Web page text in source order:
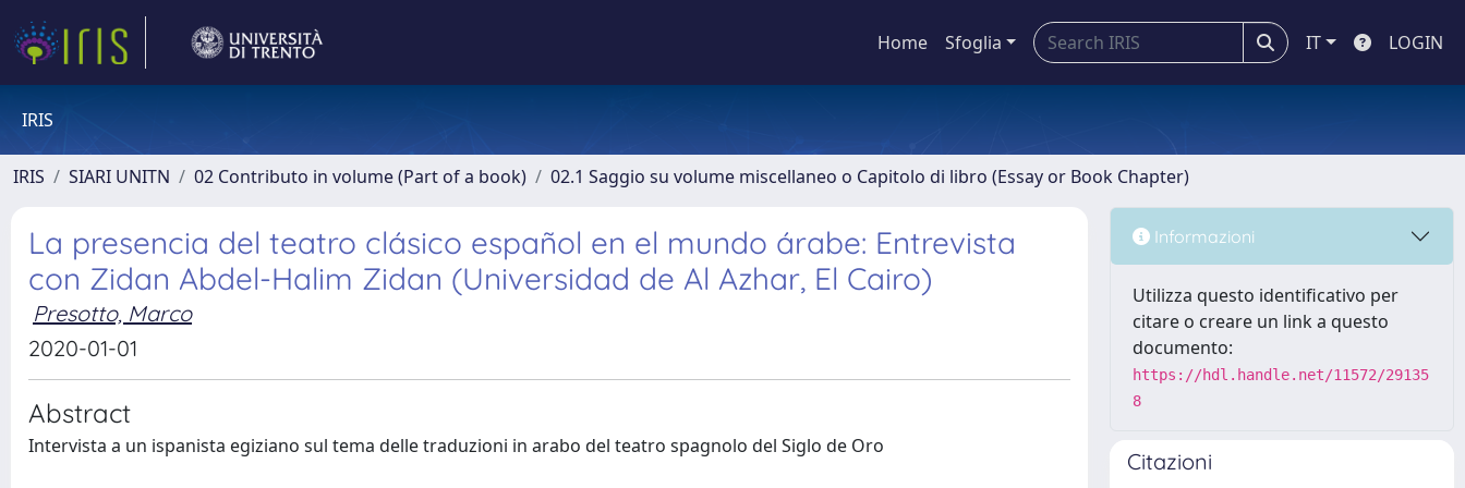
Home Sfoglia IT LOGIN
IRIS
IRIS SIARI UNITN 02 Contributo in volume (Part of a book) 02.1 Saggio su volume miscellaneo o Capitolo di libro (Essay or Book Chapter)
La presencia del teatro clásico español en el mundo árabe: Entrevista
con Zidan Abdel-Halim Zidan (Universidad de Al Azhar, El Cairo)
Presotto, Marco
2020-01-01
Abstract
Intervista a un ispanista egiziano sul tema delle traduzioni in arabo del teatro spagnolo del Siglo de Oro
Informazioni
Utilizza questo identificativo per
citare o creare un link a questo
documento:
https://hdl.handle.net/11572/29135
8
Citazioni